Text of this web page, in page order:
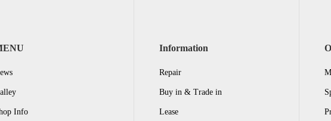
Info
Information
Repair
Buy in & Trade in
Lease